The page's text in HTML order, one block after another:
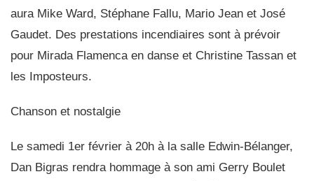
Nous joindre
aura Mike Ward, Stéphane Fallu, Mario Jean et José
Gaudet. Des prestations incendiaires sont à prévoir
pour Mirada Flamenca en danse et Christine Tassan et
les Imposteurs.
Chanson et nostalgie
Le samedi 1er février à 20h à la salle Edwin-Bélanger,
Dan Bigras rendra hommage à son ami Gerry Boulet